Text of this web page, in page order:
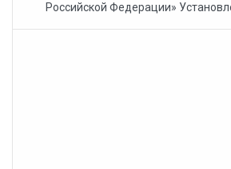
Российской Федерации»